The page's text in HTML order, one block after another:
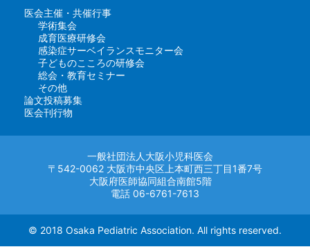
医会主催・共催行事
学術集会
成育医療研修会
感染症サーベイランスモニター会
子どものこころの研修会
総会・教育セミナー
その他
論文投稿募集
医会刊行物
一般社団法人大阪小児科医会
〒542-0062 大阪市中央区上本町西三丁目1番7号
大阪府医師協同組合南館5階
電話 06-6761-7613
© 2018 Osaka Pediatric Association. All rights reserved.